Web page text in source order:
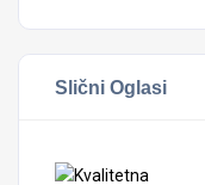
Slični Oglasi